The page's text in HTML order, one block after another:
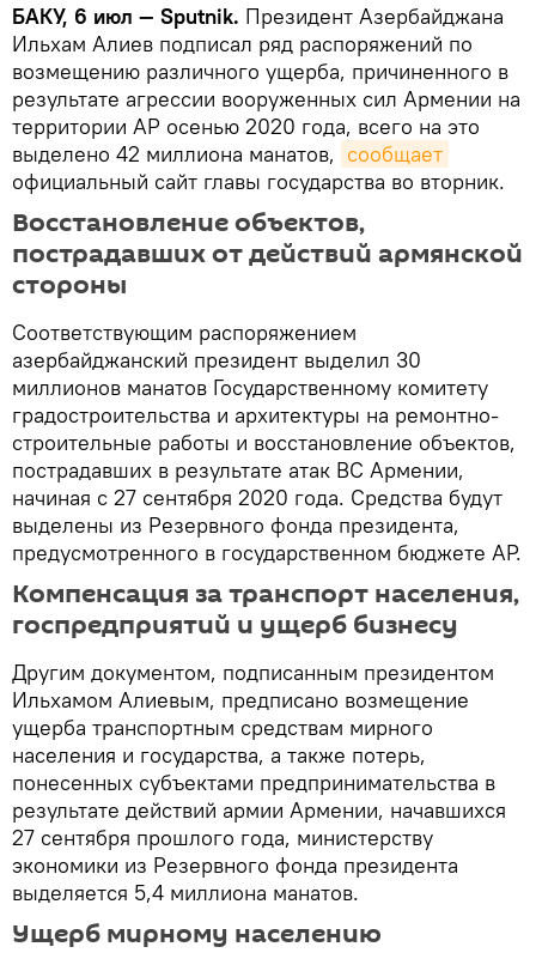
БАКУ, 6 июл — Sputnik. Президент Азербайджана
Ильхам Алиев подписал ряд распоряжений по
возмещению различного ущерба, причиненного в
результате агрессии вооруженных сил Армении на
территории АР осенью 2020 года, всего на это
выделено 42 миллиона манатов, сообщает
официальный сайт главы государства во вторник.
Восстановление объектов,
пострадавших от действий армянской
стороны
Соответствующим распоряжением
азербайджанский президент выделил 30
миллионов манатов Государственному комитету
градостроительства и архитектуры на ремонтно-
строительные работы и восстановление объектов,
пострадавших в результате атак ВС Армении,
начиная с 27 сентября 2020 года. Средства будут
выделены из Резервного фонда президента,
предусмотренного в государственном бюджете АР.
Компенсация за транспорт населения,
госпредприятий и ущерб бизнесу
Другим документом, подписанным президентом
Ильхамом Алиевым, предписано возмещение
ущерба транспортным средствам мирного
населения и государства, а также потерь,
понесенных субъектами предпринимательства в
результате действий армии Армении, начавшихся
27 сентября прошлого года, министерству
экономики из Резервного фонда президента
выделяется 5,4 миллиона манатов.
Ущерб мирному населению